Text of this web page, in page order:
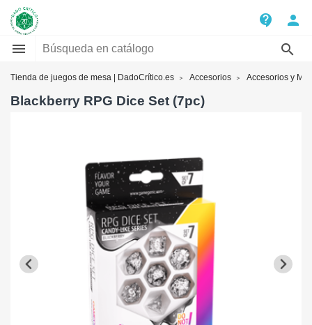
contact_support
person


Tienda de juegos de mesa | DadoCrítico.es Accesorios Accesorios y
Blackberry RPG Dice Set (7pc)